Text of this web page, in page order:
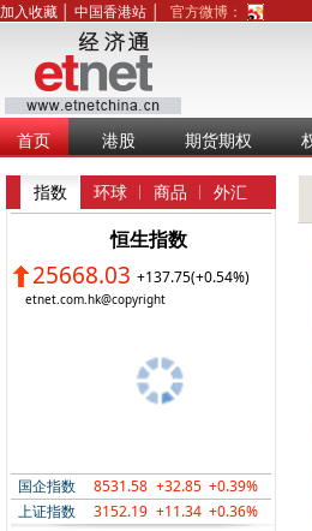
加入收藏 中国香港站 官方微博：
首页 港股 期货期权
指数 环球 商品 外汇
恒生指数
25668.03 +137.75(+0.54%)
etnet.com.hk@copyright
国企指数 8531.58 +32.85 +0.39%
上证指数
3152.19 +11.34 +0.36%